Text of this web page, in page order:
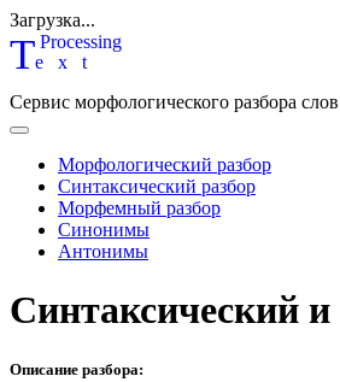
Загрузка...
Text
Processing
Сервис морфологического разбора слов
Морфологический разбор
Синтаксический разбор
Морфемный разбор
Синонимы
Антонимы
Синтаксический
Описание разбора: